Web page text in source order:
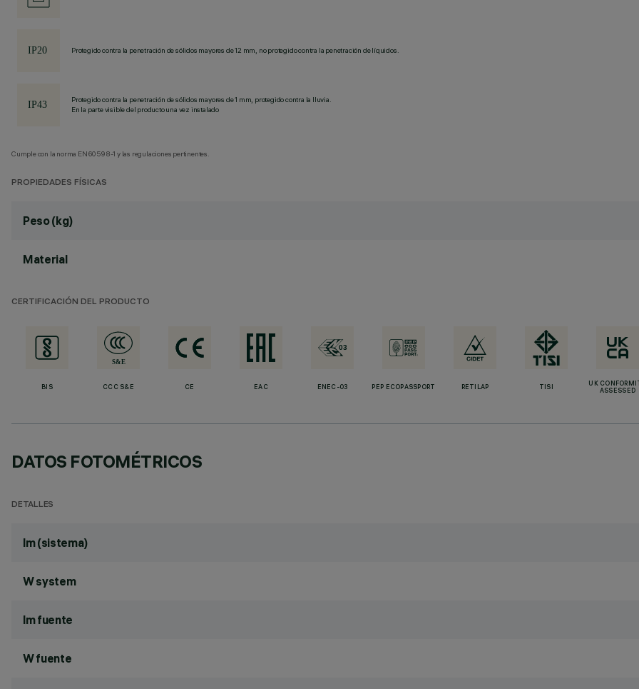
Protegido contra la penetración de sólidos mayores de 12 mm, no protegido contra la penetración de líquidos.
Protegido contra la penetración de sólidos mayores de 1 mm, protegido contra la lluvia.
En la parte visible del producto una vez instalado
Cumple con la norma EN60598-1 y las regulaciones pertinentes.
PROPIEDADES FÍSICAS
Peso (kg)
Material
CERTIFICACIÓN DEL PRODUCTO
BIS CCC S&E CE EAC ENEC-03 PEP ECOPASSPORT RETILAP TISI
UK
ASSESSED
DATOS FOTOMÉTRICOS
DETALLES
lm (sistema)
W system
lm fuente
W fuente